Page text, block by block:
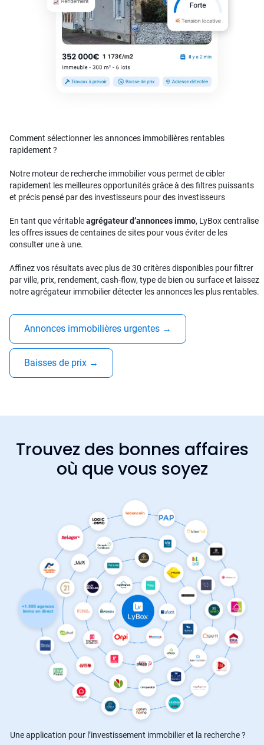
Comment sélectionner les annonces immobilières rentables
rapidement ?
Notre moteur de recherche immobilier vous permet de cibler
rapidement les meilleures opportunités grâce à des filtres puissants
et précis pensé par des investisseurs pour des investisseurs
En tant que véritableagrégateur d’annonces immo, LyBox centralise
les offres issues de centaines de sites pour vous éviter de les
consulter une à une.
Affinez vos résultats avec plus de 30 critères disponibles pour filtrer
par ville, prix, rendement, cash-flow, type de bien ou surface et laissez
notre agrégateur immobilier détecter les annonces les plus rentables.
Annonces immobilières urgentes →
Baisses de prix →
Trouvez des bonnes affaires
où que vous soyez
Une application pour l’investissement immobilier et la recherche ?